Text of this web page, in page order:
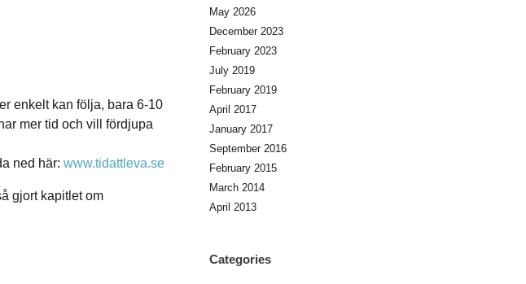
enkelt kan följa, bara 6-10
mer tid och vill fördjupa
ned här: www.tidattleva.se
gjort kapitlet om
May 2026
December 2023
February 2023
July 2019
February 2019
April 2017
January 2017
September 2016
February 2015
March 2014
April 2013
Categories